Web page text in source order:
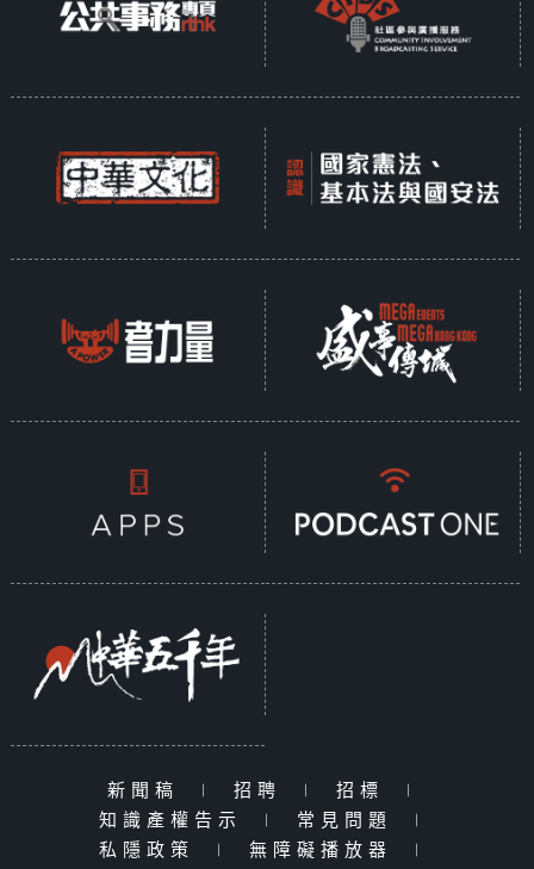
新聞稿 | 招聘 | 招標
|
知識產權告示
| 常見問題
|
私隱政策
| 無障礙播放器
|